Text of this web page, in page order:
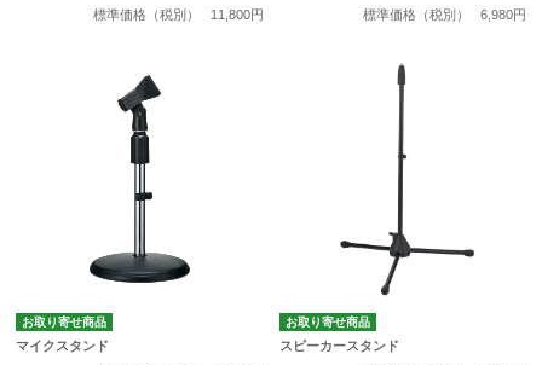
標準価格（税別）
11,800円
標準価格（税別）
6,980円
お取り寄せ商品
マイクスタンド
お取り寄せ商品
スピーカースタンド